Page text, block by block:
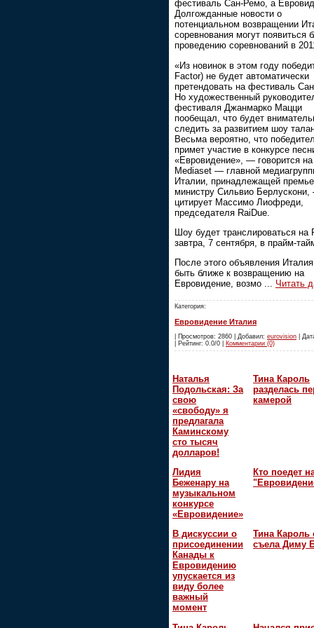
фестиваль Сан-Ремо, а
Долгожданные новости о
потенциальном возвращении
соревнования могут появиться
проведению соревнований в
«Из новинок в этом году
Factor) не будет автоматически
претендовать на фестиваль
Но художественный
фестиваля Джанмарко Мацци
пообещал, что будет
следить за развитием шоу
Весьма вероятно, что
примет участие в конкурсе
«Евровидение», — говорится на
Mediaset — главной
Италии, принадлежащей
министру Сильвио
цитирует Массимо Лиофреди,
председателя RaiDue.
Шоу будет транслироваться на
завтра, 7 сентября, в прайм-
После этого объявления
быть ближе к возвращению на
Евровидение, возмо ... Читать
Категория:
Евровидение Италия
| Просмотров: 2860 | Добавил: eurovision |
| Рейтинг: 0.0/0 | Комментарии (0)
Наталья
Подольская: За
свою
«свободу» я
предлагала
Каминскому
сто тысяч
долларов!
Тина Кароль
разделась
камерой
Лидия
Беженару на
музыкальном
конкурсе
«Евровидение»
Кто поедет
В дискуссии о
присоединении
Канады к
Евровидению
упускается из
виду более
важный
момент
Тина Кароль
съела Диму